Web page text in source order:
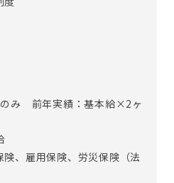
のみ 前年実績：基本給×2ヶ
険、雇用保険、労災保険（法